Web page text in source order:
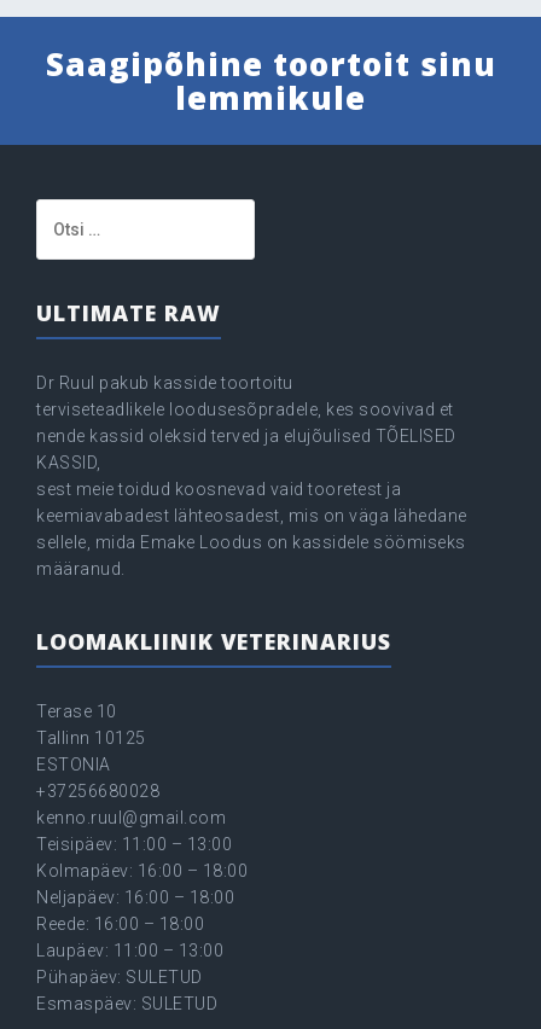
Saagipõhine toortoit sinu
lemmikule
ULTIMATE RAW
Dr Ruul pakub kasside toortoitu
terviseteadlikele loodusesõpradele, kes soovivad et
nende kassid oleksid terved ja elujõulised TÕELISED
KASSID,
sest meie toidud koosnevad vaid tooretest ja
keemiavabadest lähteosadest, mis on väga lähedane
sellele, mida Emake Loodus on kassidele söömiseks
määranud.
LOOMAKLIINIK VETERINARIUS
Terase 10
Tallinn 10125
ESTONIA
+37256680028
kenno.ruul@gmail.com
Teisipäev: 11:00 – 13:00
Kolmapäev: 16:00 – 18:00
Neljapäev: 16:00 – 18:00
Reede: 16:00 – 18:00
Laupäev: 11:00 – 13:00
Pühapäev: SULETUD
Esmaspäev: SULETUD